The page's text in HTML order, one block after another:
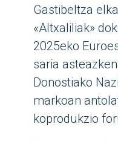
Gastibeltza
«Altxaliliak»
2025eko
saria
Donostiako
markoan
koprodukzio